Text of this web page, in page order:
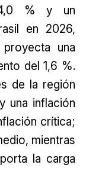
4,0 % y un
en 2026,
una
del 1,6 %.
de la región
una inflación
crítica;
mientras
la carga